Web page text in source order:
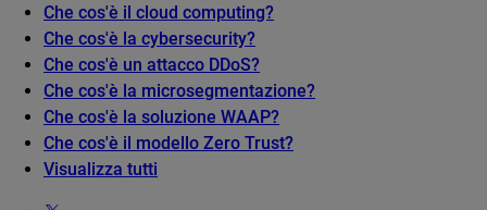
Che cos'è il cloud computing?
Che cos'è la cybersecurity?
Che cos'è un attacco DDoS?
Che cos'è la microsegmentazione?
Che cos'è la soluzione WAAP?
Che cos'è il modello Zero Trust?
Visualizza tutti